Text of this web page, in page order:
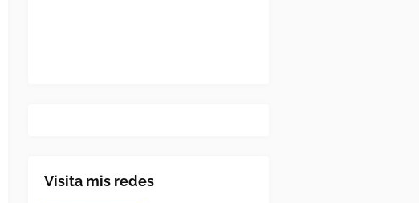
Visita mis redes